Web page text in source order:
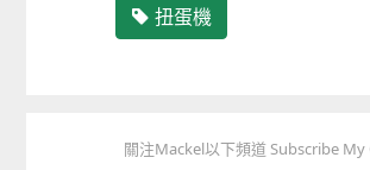
扭蛋機
關注Mackel以下頻道 Subscribe My